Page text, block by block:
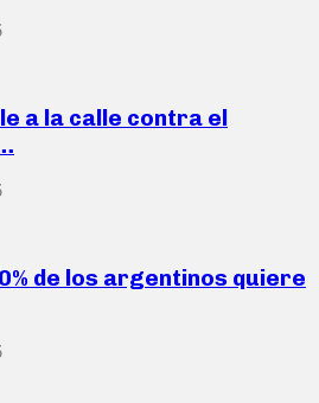
a la calle contra el
de los argentinos quiere